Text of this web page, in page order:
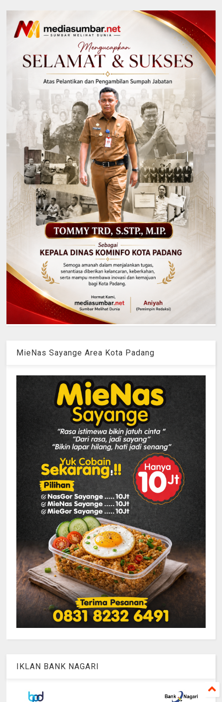
MieNas Sayange Area Kota Padang
IKLAN BANK NAGARI